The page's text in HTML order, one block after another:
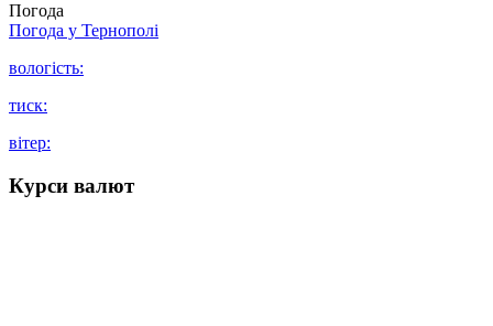
Погода
Погода у Тернополі
вологість:
тиск:
вітер:
Курси валют